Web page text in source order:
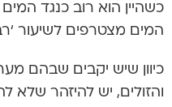
כשהיין הוא רוב כנגד המים
המים מצטרפים לשיעור
כיוון שיש יקבים שבהם
והזולים, יש להיזהר שלא